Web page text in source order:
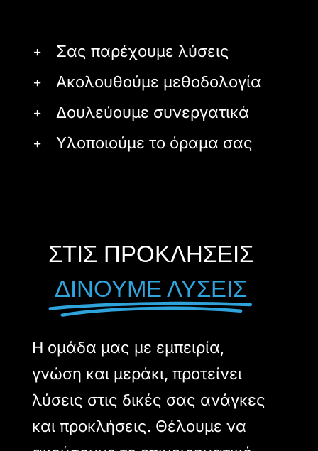
Σας παρέχουμε λύσεις
Ακολουθούμε μεθοδολογία
Δουλεύουμε συνεργατικά
Υλοποιούμε το όραμα σας
ΣΤΙΣ ΠΡΟΚΛΗΣΕΙΣ
ΔΙΝΟΥΜΕ ΛΥΣΕΙΣ
Η ομάδα μας με εμπειρία,
γνώση και μεράκι, προτείνει
λύσεις στις δικές σας ανάγκες
και προκλήσεις. Θέλουμε να